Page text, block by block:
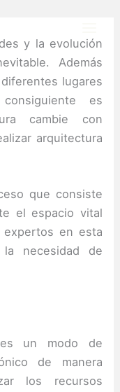
y la evolución
Además
lugares
es
cambie con
arquitectura
que consiste
el espacio vital
en esta
necesidad de
es un modo de
de manera
los recursos